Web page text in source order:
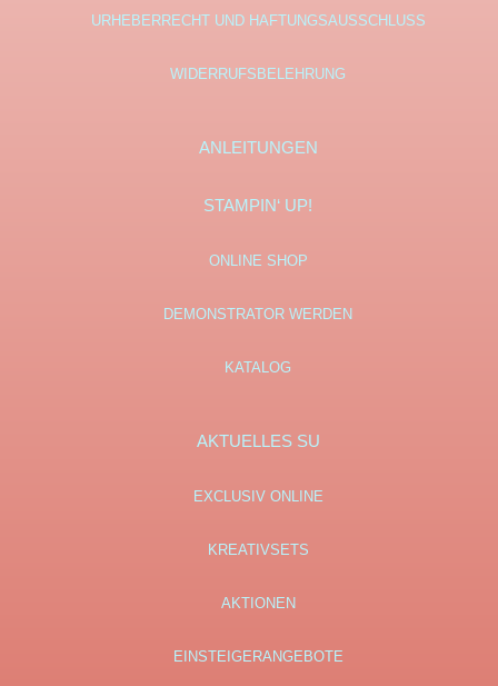
URHEBERRECHT UND HAFTUNGSAUSSCHLUSS
WIDERRUFSBELEHRUNG
ANLEITUNGEN
STAMPIN‘ UP!
ONLINE SHOP
DEMONSTRATOR WERDEN
KATALOG
AKTUELLES SU
EXCLUSIV ONLINE
KREATIVSETS
AKTIONEN
EINSTEIGERANGEBOTE